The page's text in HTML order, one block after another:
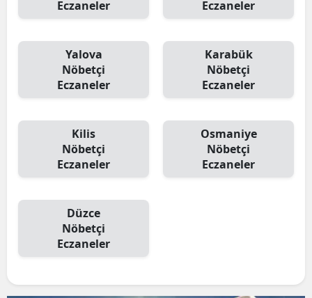
Eczaneler Eczaneler
Yalova
Nöbetçi
Eczaneler
Karabük
Nöbetçi
Eczaneler
Kilis
Nöbetçi
Eczaneler
Osmaniye
Nöbetçi
Eczaneler
Düzce
Nöbetçi
Eczaneler